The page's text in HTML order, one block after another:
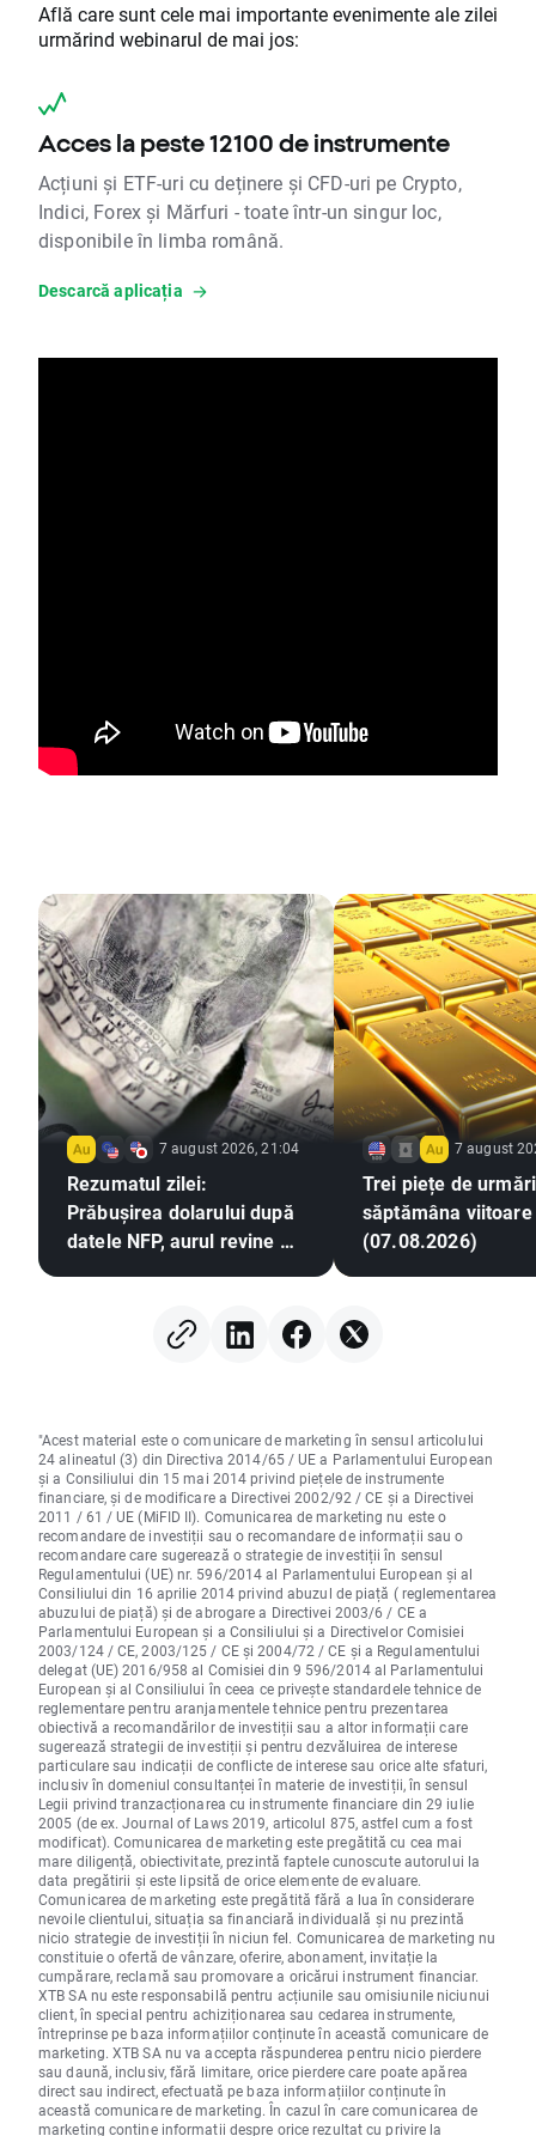
Află care sunt cele mai importante evenimente ale zilei
urmărind webinarul de mai jos:
Acces la peste 12100 de instrumente
Acțiuni și ETF-uri cu deținere și CFD-uri pe Crypto,
Indici, Forex și Mărfuri - toate într-un singur loc,
disponibile în limba română.
Descarcă aplicația
7 august 2026, 21:04
Rezumatul zilei:
Prăbușirea dolarului după
datele NFP, aurul revine pe
7 august
Trei piețe de
săptămâna viitoare
(07.08.2026)
"Acest material este o comunicare de marketing în sensul articolului
24 alineatul (3) din Directiva 2014/65 / UE a Parlamentului European
și a Consiliului din 15 mai 2014 privind piețele de instrumente
financiare, și de modificare a Directivei 2002/92 / CE și a Directivei
2011 / 61 / UE (MiFID II). Comunicarea de marketing nu este o
recomandare de investiții sau o recomandare de informații sau o
recomandare care sugerează o strategie de investiții în sensul
Regulamentului (UE) nr. 596/2014 al Parlamentului European și al
Consiliului din 16 aprilie 2014 privind abuzul de piață ( reglementarea
abuzului de piață) și de abrogare a Directivei 2003/6 / CE a
Parlamentului European și a Consiliului și a Directivelor Comisiei
2003/124 / CE, 2003/125 / CE și 2004/72 / CE și a Regulamentului
delegat (UE) 2016/958 al Comisiei din 9 596/2014 al Parlamentului
European și al Consiliului în ceea ce privește standardele tehnice de
reglementare pentru aranjamentele tehnice pentru prezentarea
obiectivă a recomandărilor de investiții sau a altor informații care
sugerează strategii de investiții și pentru dezvăluirea de interese
particulare sau indicații de conflicte de interese sau orice alte sfaturi,
inclusiv în domeniul consultanței în materie de investiții, în sensul
Legii privind tranzacționarea cu instrumente financiare din 29 iulie
2005 (de ex. Journal of Laws 2019, articolul 875, astfel cum a fost
modificat). Comunicarea de marketing este pregătită cu cea mai
mare diligență, obiectivitate, prezintă faptele cunoscute autorului la
data pregătirii și este lipsită de orice elemente de evaluare.
Comunicarea de marketing este pregătită fără a lua în considerare
nevoile clientului, situația sa financiară individuală și nu prezintă
nicio strategie de investiții în niciun fel. Comunicarea de marketing nu
constituie o ofertă de vânzare, oferire, abonament, invitație la
cumpărare, reclamă sau promovare a oricărui instrument financiar.
XTB SA nu este responsabilă pentru acțiunile sau omisiunile niciunui
client, în special pentru achiziționarea sau cedarea instrumente,
întreprinse pe baza informațiilor conținute în această comunicare de
marketing. XTB SA nu va accepta răspunderea pentru nicio pierdere
sau daună, inclusiv, fără limitare, orice pierdere care poate apărea
direct sau indirect, efectuată pe baza informațiilor conținute în
această comunicare de marketing. În cazul în care comunicarea de
marketing conține informații despre orice rezultat cu privire la